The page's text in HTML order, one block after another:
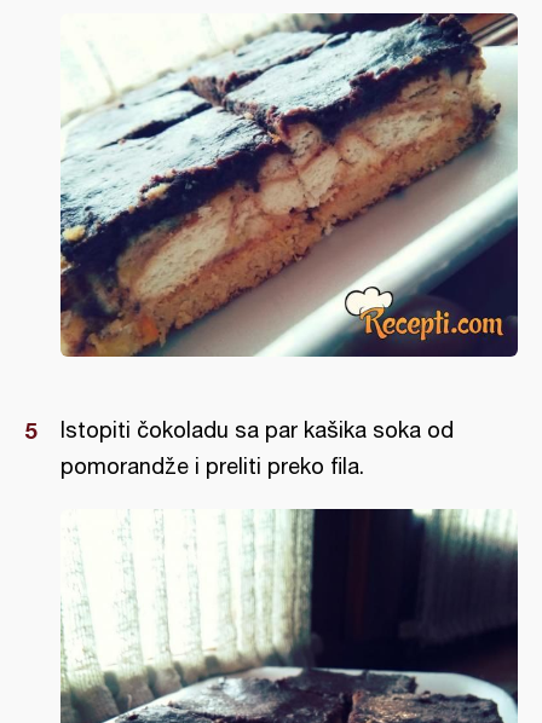
Istopiti čokoladu sa par kašika soka od
pomorandže i preliti preko fila.